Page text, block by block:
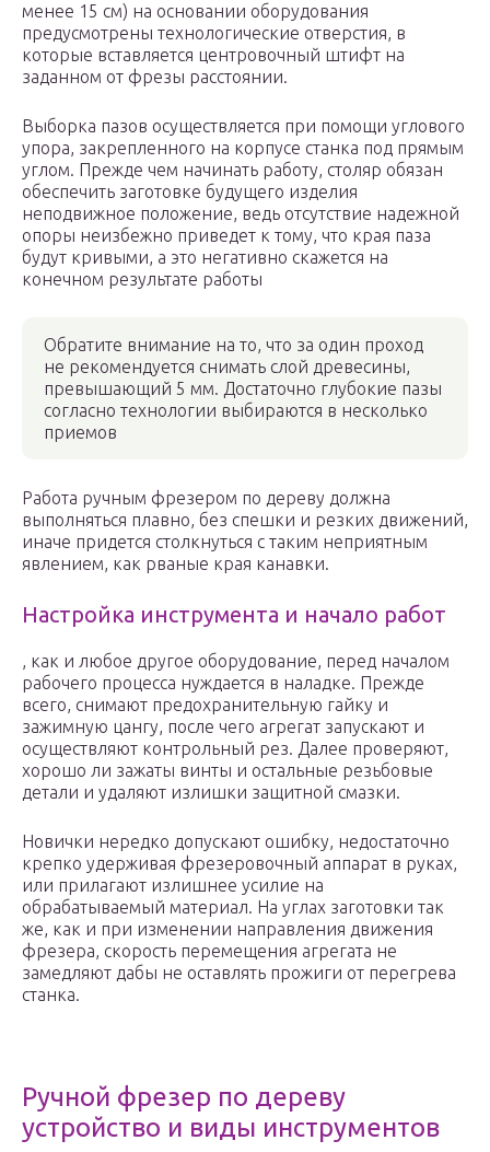
менее 15 см) на основании оборудования
предусмотрены технологические отверстия, в
которые вставляется центровочный штифт на
заданном от фрезы расстоянии.
Выборка пазов осуществляется при помощи углового
упора, закрепленного на корпусе станка под прямым
углом. Прежде чем начинать работу, столяр обязан
обеспечить заготовке будущего изделия
неподвижное положение, ведь отсутствие надежной
опоры неизбежно приведет к тому, что края паза
будут кривыми, а это негативно скажется на
конечном результате работы
Обратите внимание на то, что за один проход
не рекомендуется снимать слой древесины,
превышающий 5 мм. Достаточно глубокие пазы
согласно технологии выбираются в несколько
приемов
Работа ручным фрезером по дереву должна
выполняться плавно, без спешки и резких движений,
иначе придется столкнуться с таким неприятным
явлением, как рваные края канавки.
Настройка инструмента и начало работ
, как и любое другое оборудование, перед началом
рабочего процесса нуждается в наладке. Прежде
всего, снимают предохранительную гайку и
зажимную цангу, после чего агрегат запускают и
осуществляют контрольный рез. Далее проверяют,
хорошо ли зажаты винты и остальные резьбовые
детали и удаляют излишки защитной смазки.
Новички нередко допускают ошибку, недостаточно
крепко удерживая фрезеровочный аппарат в руках,
или прилагают излишнее усилие на
обрабатываемый материал. На углах заготовки так
же, как и при изменении направления движения
фрезера, скорость перемещения агрегата не
замедляют дабы не оставлять прожиги от перегрева
станка.
Ручной фрезер по дереву
устройство и виды инструментов